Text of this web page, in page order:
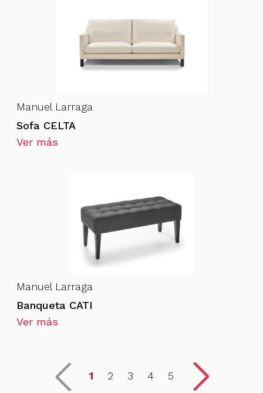
Manuel Larraga
Sofa CELTA
Ver más
Manuel Larraga
Banqueta CATI
Ver más
1 2 3 4 5